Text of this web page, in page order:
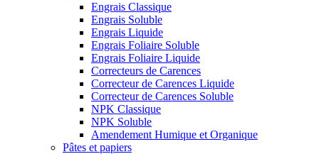
Engrais Classique
Engrais Soluble
Engrais Liquide
Engrais Foliaire Soluble
Engrais Foliaire Liquide
Correcteurs de Carences
Correcteur de Carences Liquide
Correcteur de Carences Soluble
NPK Classique
NPK Soluble
Amendement Humique et Organique
Pâtes et papiers